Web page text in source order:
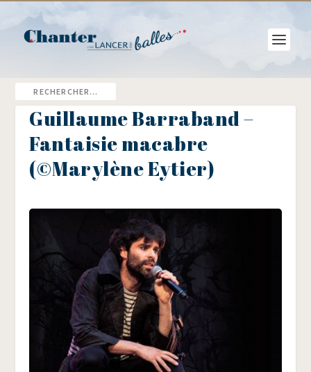
Guillaume Barraband –
Fantaisie macabre
(©Marylène Eytier)